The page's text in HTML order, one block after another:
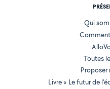
Qui
Toutes
Proposer
Livre « Le futur de